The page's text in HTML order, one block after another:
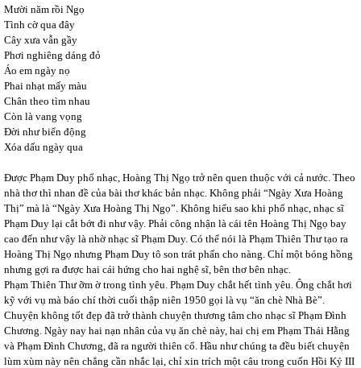
Mười năm rồi Ngọ
Tình cờ qua đây
Cây xưa vẫn gầy
Phơi nghiêng dáng đỏ
Áo em ngày nọ
Phai nhạt mấy màu
Chân theo tìm nhau
Còn là vang vọng
Đời như biển động
Xóa dấu ngày qua
Được Phạm Duy phổ nhạc, Hoàng Thị Ngọ trở nên quen thuộc với cả nước. Theo
nhà thơ thì nhan đề của bài thơ khác bản nhạc. Không phải “Ngày Xưa Hoàng
Thị” mà là “Ngày Xưa Hoàng Thị Ngọ”. Không hiểu sao khi phổ nhạc, nhạc sĩ
Phạm Duy lại cắt bớt đi như vậy. Phải công nhận là cái tên Hoàng Thị Ngọ bay
cao đến như vậy là nhờ nhạc sĩ Phạm Duy. Có thể nói là Phạm Thiên Thư tạo ra
Hoàng Thị Ngọ nhưng Phạm Duy tô son trát phấn cho nàng. Chỉ một bóng hồng
nhưng gợi ra được hai cái hứng cho hai nghệ sĩ, bên thơ bên nhạc.
Phạm Thiên Thư ỡm ờ trong tình yêu. Phạm Duy chắt hết tình yêu. Ông chắt hơi
kỹ với vụ mà báo chí thời cuối thập niên 1950 gọi là vụ “ăn chè Nhà Bè”.
Chuyện không tốt đẹp đã trở thành chuyện thương tâm cho nhạc sĩ Phạm Đình
Chương. Ngày nay hai nạn nhân của vụ ăn chè này, hai chị em Phạm Thái Hằng
và Phạm Đình Chương, đã ra người thiên cổ. Hầu như chúng ta đều biết chuyện
lùm xùm này nên chẳng cần nhắc lại, chỉ xin trích một câu trong cuốn Hồi Ký III